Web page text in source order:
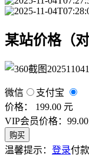
某站价格（对
微信
支付宝
价格： 199.00 元
VIP会员价格：
购买
温馨提示： 登录付